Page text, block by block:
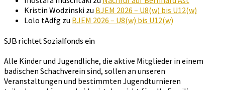
Kristin Wodzinski zu BJEM 2026 – U8(w) bis U12(w)
Lolo tAdfg zu BJEM 2026 – U8(w) bis U12(w)
SJB richtet Sozialfonds ein
Alle Kinder und Jugendliche, die aktive Mitglieder in einem
badischen Schachverein sind, sollen an unseren
Veranstaltungen und bestimmten Jugendturnieren